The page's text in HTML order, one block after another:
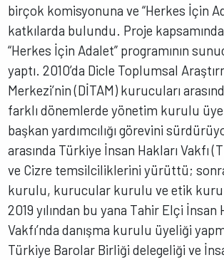
birçok komisyonuna ve “Herkes İçin
katkılarda bulundu. Proje kapsamında
“Herkes İçin Adalet” programının
yaptı. 2010’da Dicle Toplumsal
Merkezi’nin (DİTAM) kurucuları
farklı dönemlerde yönetim kurulu
başkan yardımcılığı görevini
arasında Türkiye İnsan Hakları Vakfı
ve Cizre temsilciliklerini yürüttü;
kurulu, kurucular kurulu ve etik
2019 yılından bu yana Tahir Elçi İnsan
Vakfı’nda danışma kurulu üyeliği
Türkiye Barolar Birliği delegeliği ve